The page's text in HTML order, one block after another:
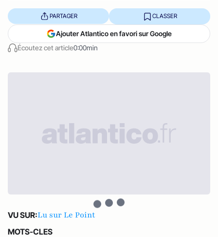
Écoutez cet article0:00min
PARTAGER CLASSER
Ajouter Atlantico en favori sur Google
VU SUR:Lu sur Le Point
MOTS-CLES